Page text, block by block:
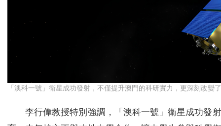
「澳科一號」衛星成功發射，不僅提升澳門的科研實力，更深刻改變
李行偉教授特別強調，「澳科一號」衛星成功發